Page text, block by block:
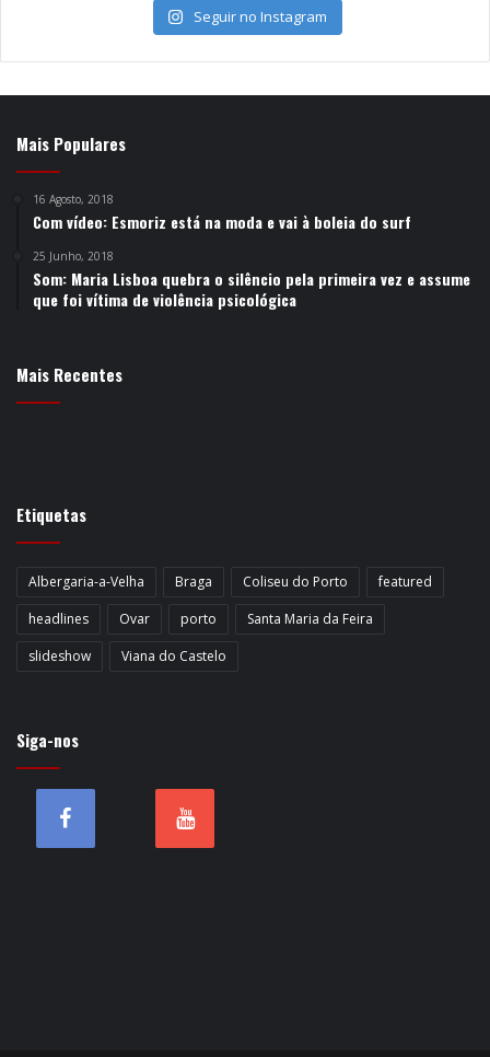
Seguir no Instagram
Mais Populares
16 Agosto, 2018
Com vídeo: Esmoriz está na moda e vai à boleia do surf
25 Junho, 2018
Som: Maria Lisboa quebra o silêncio pela primeira vez e assume
que foi vítima de violência psicológica
Mais Recentes
Etiquetas
Albergaria-a-Velha Braga Coliseu do Porto
featured
headlines
Ovar porto
Santa Maria da Feira
slideshow
Viana do Castelo
Siga-nos